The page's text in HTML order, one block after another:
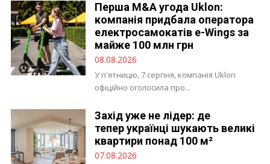
Перша M&A угода Uklon:
компанія придбала оператора
електросамокатів e-Wings за
майже 100 млн грн
08.08.2026
У п'ятницю, 7 серпня, компанія Uklon
офіційно оголосила про...
Захід уже не лідер: де
тепер українці шукають великі
квартири понад 100 м²
07.08.2026